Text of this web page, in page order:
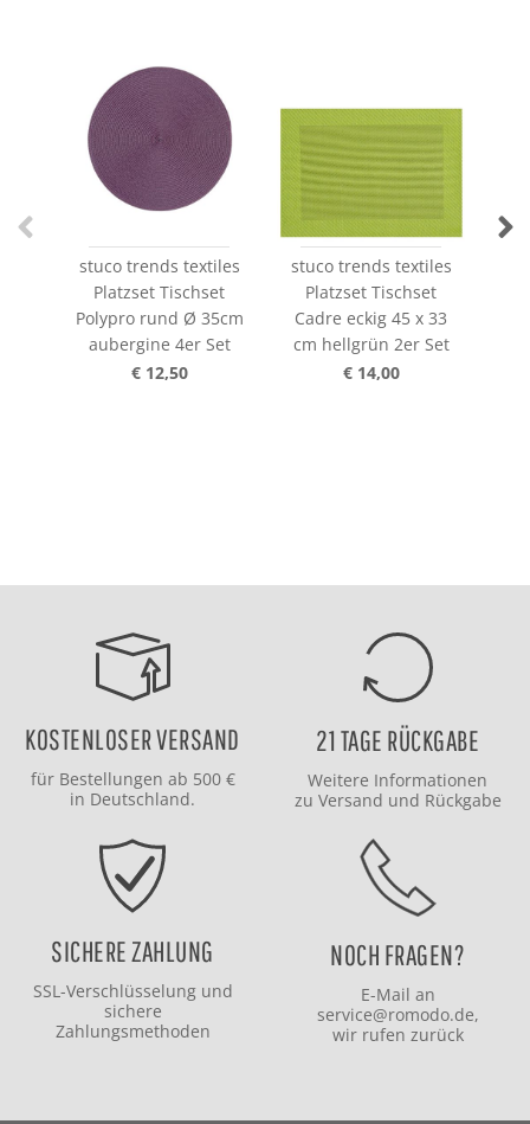
stuco trends textiles
Platzset Tischset
Polypro rund Ø 35cm
aubergine 4er Set
€ 12,50
stuco trends textiles
Platzset Tischset
Cadre eckig 45 x 33
cm hellgrün 2er Set
€ 14,00
KOSTENLOSER VERSAND
für Bestellungen ab 500 €
in Deutschland.
21 TAGE RÜCKGABE
Weitere Informationen
zu Versand und Rückgabe
SICHERE ZAHLUNG
SSL-Verschlüsselung und
sichere
Zahlungsmethoden
NOCH FRAGEN?
E-Mail an
service@romodo.de,
wir rufen zurück